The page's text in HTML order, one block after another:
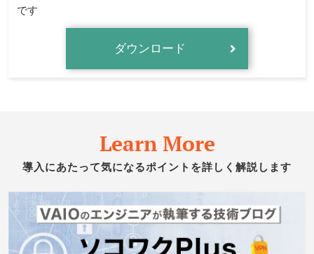
です
ダウンロード
Learn More
導入にあたって気になるポイントを詳しく解説します